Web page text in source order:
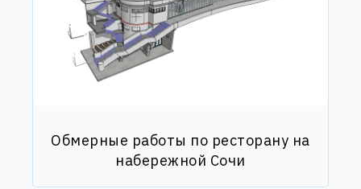
Обмерные работы по ресторану на
набережной Сочи